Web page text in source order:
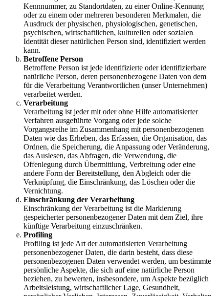
Kennnummer, zu Standortdaten, zu einer Online-Kennung
oder zu einem oder mehreren besonderen Merkmalen, die
Ausdruck der physischen, physiologischen, genetischen,
psychischen, wirtschaftlichen, kulturellen oder sozialen
Identität dieser natürlichen Person sind, identifiziert werden
kann.
Betroffene Person
Betroffene Person ist jede identifizierte oder identifizierbare
natürliche Person, deren personenbezogene Daten von dem
für die Verarbeitung Verantwortlichen (unser Unternehmen)
verarbeitet werden.
Verarbeitung
Verarbeitung ist jeder mit oder ohne Hilfe automatisierter
Verfahren ausgeführte Vorgang oder jede solche
Vorgangsreihe im Zusammenhang mit personenbezogenen
Daten wie das Erheben, das Erfassen, die Organisation, das
Ordnen, die Speicherung, die Anpassung oder Veränderung,
das Auslesen, das Abfragen, die Verwendung, die
Offenlegung durch Übermittlung, Verbreitung oder eine
andere Form der Bereitstellung, den Abgleich oder die
Verknüpfung, die Einschränkung, das Löschen oder die
Vernichtung.
Einschränkung der Verarbeitung
Einschränkung der Verarbeitung ist die Markierung
gespeicherter personenbezogener Daten mit dem Ziel, ihre
künftige Verarbeitung einzuschränken.
Profiling
Profiling ist jede Art der automatisierten Verarbeitung
personenbezogener Daten, die darin besteht, dass diese
personenbezogenen Daten verwendet werden, um bestimmte
persönliche Aspekte, die sich auf eine natürliche Person
beziehen, zu bewerten, insbesondere, um Aspekte bezüglich
Arbeitsleistung, wirtschaftlicher Lage, Gesundheit,